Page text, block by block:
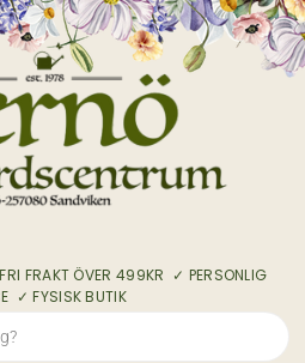
FRAKT ÖVER 499KR ✓ PERSONLIG
✓ FYSISK BUTIK